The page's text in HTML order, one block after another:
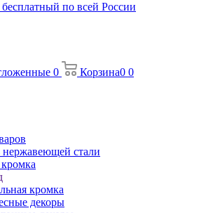
по всей России
0 Корзина0 0
нержавеющей стали
кромка
декоры